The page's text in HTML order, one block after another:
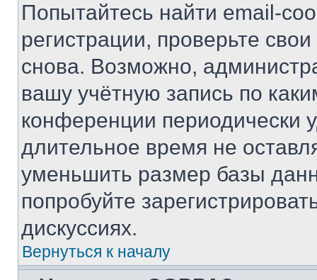
Попытайтесь найти email-
регистрации, проверьте
снова. Возможно,
вашу учётную запись по
конференции периодически
длительное время не
уменьшить размер базы
попробуйте
дискуссиях.
Вернуться к началу